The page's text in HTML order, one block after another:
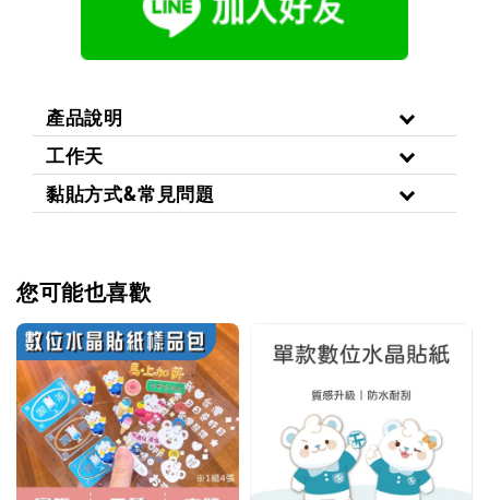
產品說明
工作天
黏貼方式&常見問題
您可能也喜歡